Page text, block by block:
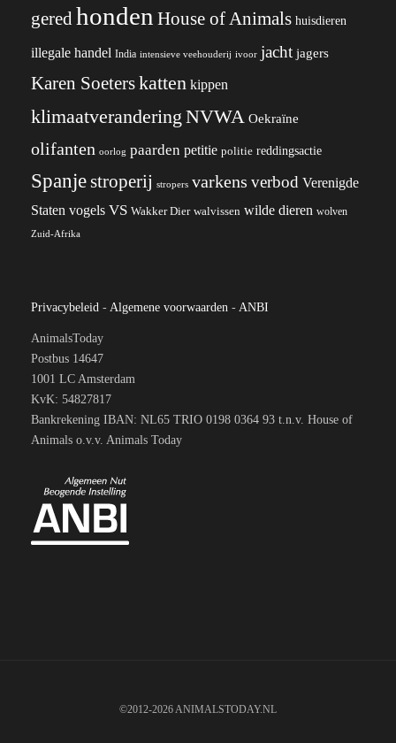
geredhonden House of Animals huisdieren
illegale handel India intensieve veehouderij ivoor jacht jagers
Karen Soeterskatten kippen
klimaatverandering NVWA Oekraïne
olifanten oorlog paarden petitie politie reddingsactie
Spanjestroperij stropers varkens verbod Verenigde
Staten vogels VS Wakker Dier walvissen wilde dieren wolven
Zuid-Afrika
Privacybeleid - Algemene voorwaarden - ANBI
AnimalsToday
Postbus 14647
1001 LC Amsterdam
KvK: 54827817
Bankrekening IBAN: NL65 TRIO 0198 0364 93 t.n.v. House of
Animals o.v.v. Animals Today
©2012-2026 ANIMALSTODAY.NL